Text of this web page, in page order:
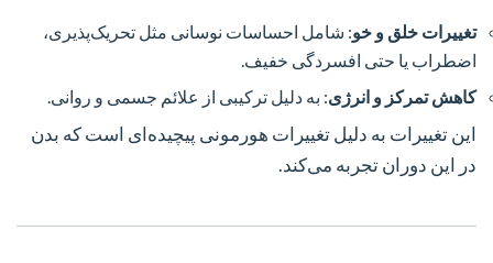
تغییرات خلق و خو: شامل احساسات نوسانی مثل تحریک‌پذیری،
اضطراب یا حتی افسردگی خفیف.
کاهش تمرکز و انرژی: به دلیل ترکیبی از علائم جسمی و روانی.
این تغییرات به دلیل تغییرات هورمونی پیچیده‌ای است که بدن
در این دوران تجربه می‌کند.